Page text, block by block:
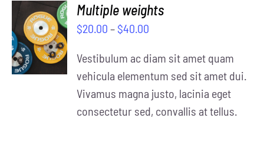
SELECT
OPTIONS
/
DETAILS
Multiple weights
$20.00 – $40.00
Vestibulum ac diam sit amet quam
vehicula elementum sed sit amet dui.
Vivamus magna justo, lacinia eget
consectetur sed, convallis at tellus.